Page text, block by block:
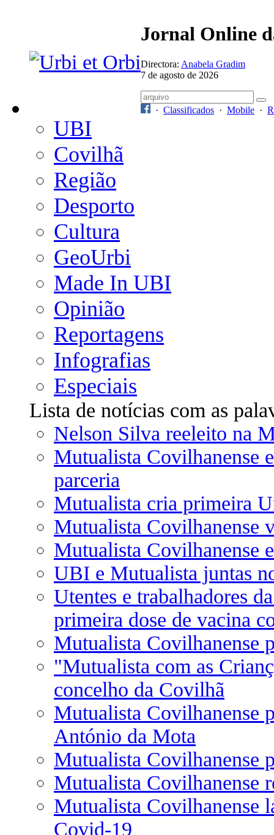
Jornal Online
Directora: Anabela Gradim
7 de agosto de 2026
· Classificados · Mobile ·
UBI
Covilhã
Região
Desporto
Cultura
GeoUrbi
Made In UBI
Opinião
Reportagens
Infografias
Especiais
Lista de notícias com as
Nelson Silva reeleito na
Mutualista Covilhanense
parceria
Mutualista cria primeira
Mutualista Covilhanense
Mutualista Covilhanense
UBI e Mutualista juntas
Utentes e trabalhadores
primeira dose de vacina
Mutualista Covilhanense
"Mutualista com as
concelho da Covilhã
Mutualista Covilhanense
António da Mota
Mutualista Covilhanense
Mutualista Covilhanense
Mutualista Covilhanense
Covid-19